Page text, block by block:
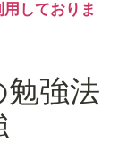
しておりま
勉強法